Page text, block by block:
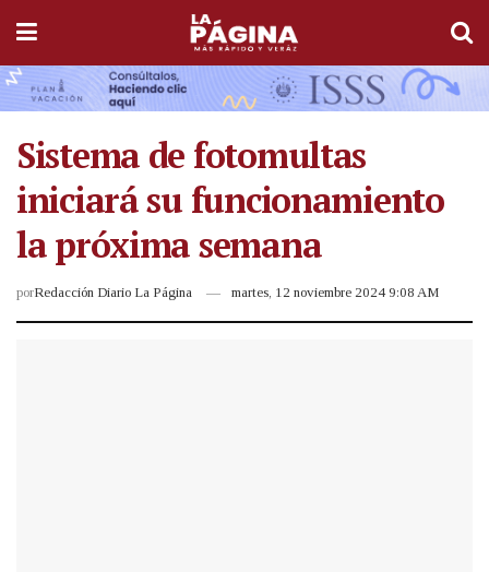
Sistema de fotomultas
iniciará su funcionamiento
la próxima semana
porRedacción Diario La Página martes, 12 noviembre 2024 9:08 AM